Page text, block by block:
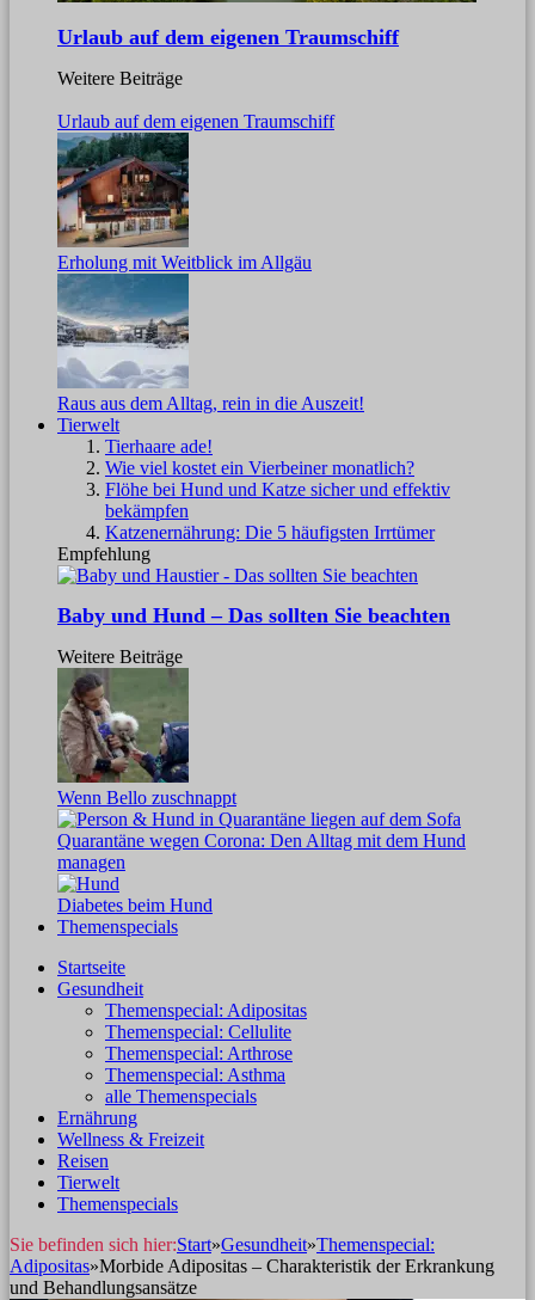
Urlaub auf dem eigenen Traumschiff
Weitere Beiträge
Urlaub auf dem eigenen Traumschiff
Erholung mit Weitblick im Allgäu
Raus aus dem Alltag, rein in die Auszeit!
Tierwelt
Tierhaare ade!
Wie viel kostet ein Vierbeiner monatlich?
Flöhe bei Hund und Katze sicher und effektiv
bekämpfen
Katzenernährung: Die 5 häufigsten Irrtümer
Empfehlung
Baby und Hund – Das sollten Sie beachten
Weitere Beiträge
Wenn Bello zuschnappt
Quarantäne wegen Corona: Den Alltag mit dem Hund
managen
Diabetes beim Hund
Themenspecials
Startseite
Gesundheit
Themenspecial: Adipositas
Themenspecial: Cellulite
Themenspecial: Arthrose
Themenspecial: Asthma
alle Themenspecials
Ernährung
Wellness & Freizeit
Reisen
Tierwelt
Themenspecials
Sie befinden sich hier:Start»Gesundheit»Themenspecial:
Adipositas»Morbide Adipositas – Charakteristik der Erkrankung
und Behandlungsansätze